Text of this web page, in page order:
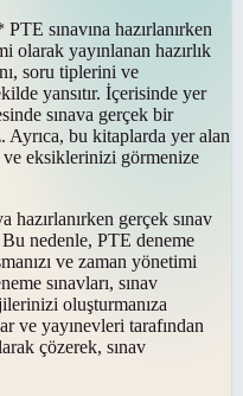
sınavına hazırlanırken
olarak yayınlanan hazırlık
soru tiplerini ve
yansıtır. İçerisinde yer
sınava gerçek bir
Ayrıca, bu kitaplarda yer alan
eksiklerinizi görmenize
hazırlanırken gerçek sınav
nedenle, PTE deneme
ve zaman yönetimi
sınavları, sınav
oluşturmanıza
ve yayınevleri tarafından
çözerek, sınav